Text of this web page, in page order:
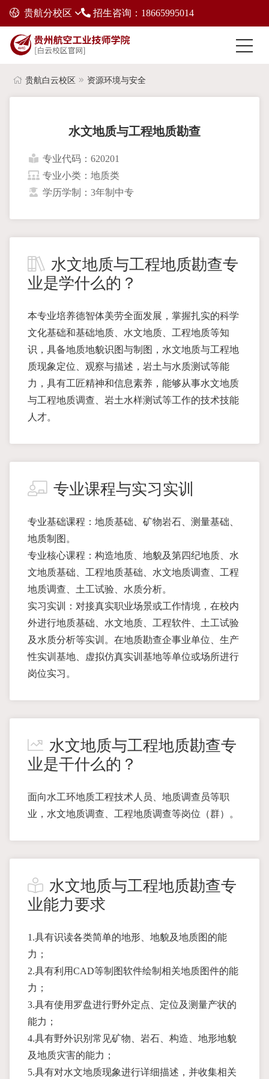
贵航分校区 招生咨询：18665995014
贵航白云校区 资源环境与安全
水文地质与工程地质勘查
专业代码：620201
专业小类：地质类
学历学制：3年制中专
水文地质与工程地质勘查专
业是学什么的？
本专业培养德智体美劳全面发展，掌握扎实的科学
文化基础和基础地质、水文地质、工程地质等知
识，具备地质地貌识图与制图，水文地质与工程地
质现象定位、观察与描述，岩土与水质测试等能
力，具有工匠精神和信息素养，能够从事水文地质
与工程地质调查、岩土水样测试等工作的技术技能
人才。
专业课程与实习实训
专业基础课程：地质基础、矿物岩石、测量基础、
地质制图。
专业核心课程：构造地质、地貌及第四纪地质、水
文地质基础、工程地质基础、水文地质调查、工程
地质调查、土工试验、水质分析。
实习实训：对接真实职业场景或工作情境，在校内
外进行地质基础、水文地质、工程软件、土工试验
及水质分析等实训。在地质勘查企事业单位、生产
性实训基地、虚拟仿真实训基地等单位或场所进行
岗位实习。
水文地质与工程地质勘查专
业是干什么的？
面向水工环地质工程技术人员、地质调查员等职
业，水文地质调查、工程地质调查等岗位（群）。
水文地质与工程地质勘查专
业能力要求
1.具有识读各类简单的地形、地貌及地质图的能
力；
2.具有利用CAD等制图软件绘制相关地质图件的能
力；
3.具有使用罗盘进行野外定点、定位及测量产状的
能力；
4.具有野外识别常见矿物、岩石、构造、地形地貌
及地质灾害的能力；
5.具有对水文地质现象进行详细描述，并收集相关